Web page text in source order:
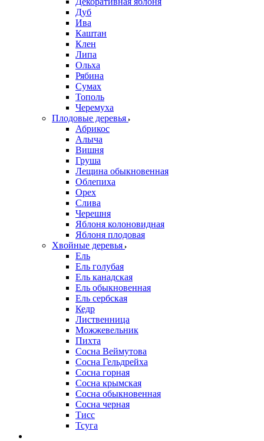
Дуб
Ива
Каштан
Клен
Липа
Ольха
Рябина
Сумах
Тополь
Черемуха
Плодовые деревья
Абрикос
Алыча
Вишня
Груша
Лещина обыкновенная
Облепиха
Орех
Слива
Черешня
Яблоня колоновидная
Яблоня плодовая
Хвойные деревья
Ель
Ель голубая
Ель канадская
Ель обыкновенная
Ель сербская
Кедр
Лиственница
Можжевельник
Пихта
Сосна Веймутова
Сосна Гельдрейха
Сосна горная
Сосна крымская
Сосна обыкновенная
Сосна черная
Тисс
Тсуга